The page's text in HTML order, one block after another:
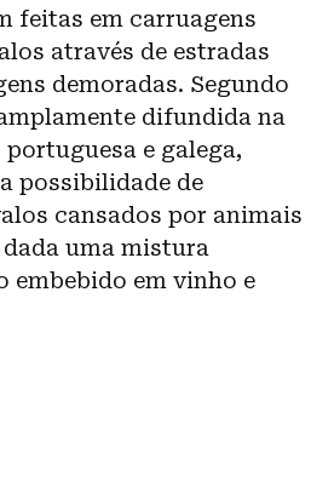
feitas em carruagens
através de estradas
demoradas. Segundo
difundida na
e galega,
possibilidade de
cansados por animais
uma mistura
embebido em vinho e